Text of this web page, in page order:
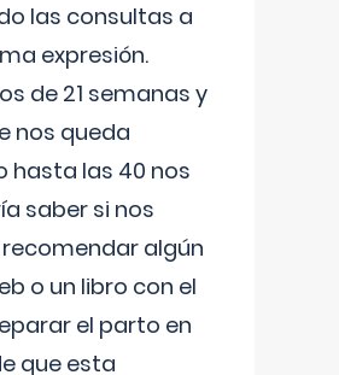
las consultas a
expresión.
de 21 semanas y
nos queda
hasta las 40 nos
saber si nos
algún
o un libro con el
el parto en
que esta